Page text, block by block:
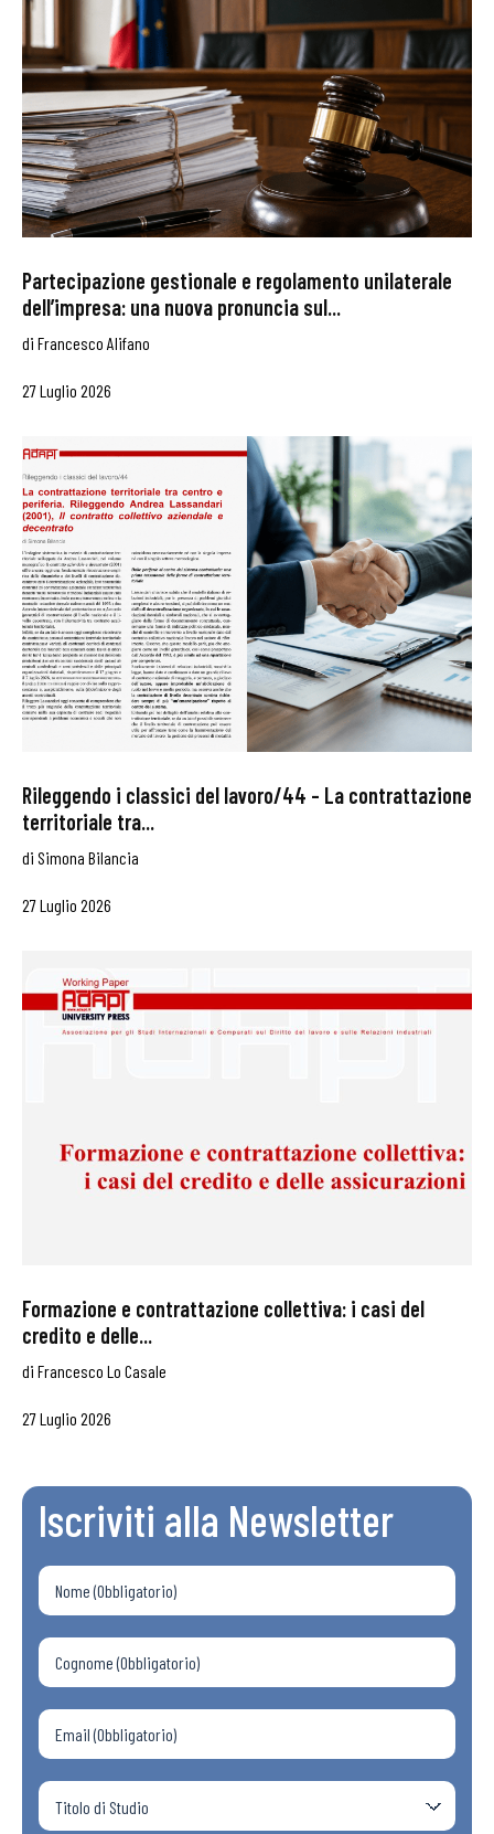
Partecipazione gestionale e regolamento unilaterale
dell’impresa: una nuova pronuncia sul...
di Francesco Alifano
27 Luglio 2026
Rileggendo i classici del lavoro/44 – La contrattazione
territoriale tra...
di Simona Bilancia
27 Luglio 2026
Formazione e contrattazione collettiva: i casi del
credito e delle...
di Francesco Lo Casale
27 Luglio 2026
Iscriviti alla Newsletter